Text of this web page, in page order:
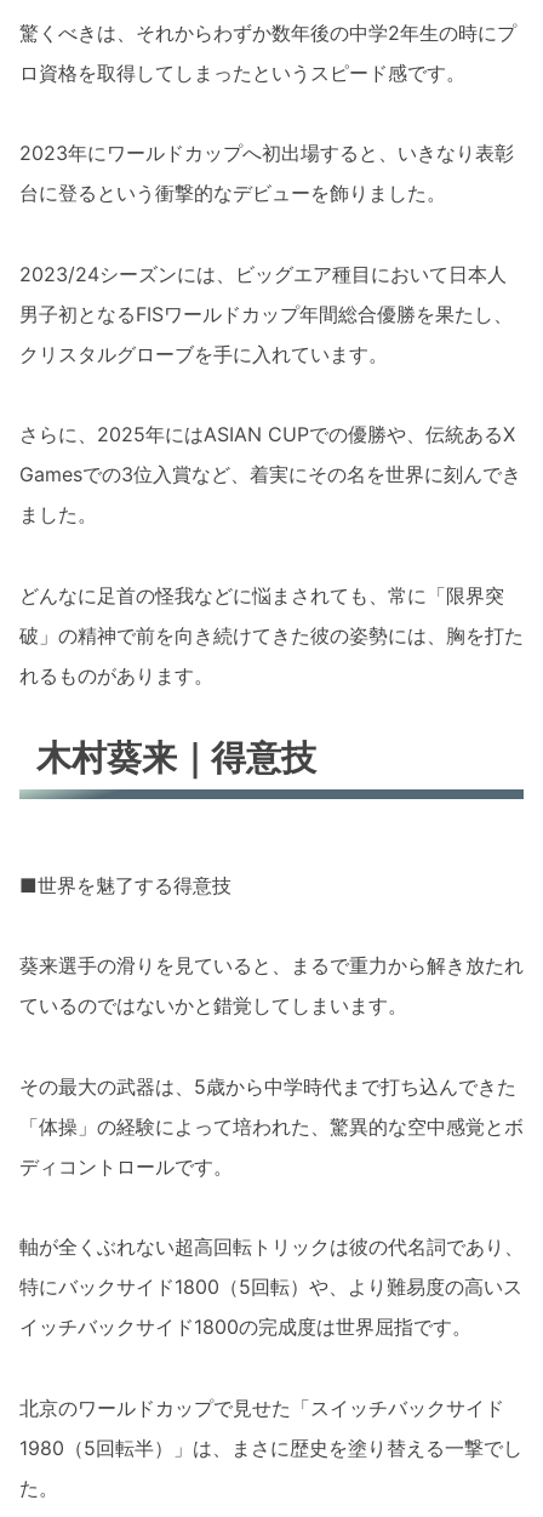
驚くべきは、それからわずか数年後の中学2年生の時にプ
ロ資格を取得してしまったというスピード感です。
2023年にワールドカップへ初出場すると、いきなり表彰
台に登るという衝撃的なデビューを飾りました。
2023/24シーズンには、ビッグエア種目において日本人
男子初となるFISワールドカップ年間総合優勝を果たし、
クリスタルグローブを手に入れています。
さらに、2025年にはASIAN CUPでの優勝や、伝統あるX
Gamesでの3位入賞など、着実にその名を世界に刻んでき
ました。
どんなに足首の怪我などに悩まされても、常に「限界突
破」の精神で前を向き続けてきた彼の姿勢には、胸を打た
れるものがあります。
木村葵来｜得意技
■世界を魅了する得意技
葵来選手の滑りを見ていると、まるで重力から解き放たれ
ているのではないかと錯覚してしまいます。
その最大の武器は、5歳から中学時代まで打ち込んできた
「体操」の経験によって培われた、驚異的な空中感覚とボ
ディコントロールです。
軸が全くぶれない超高回転トリックは彼の代名詞であり、
特にバックサイド1800（5回転）や、より難易度の高いス
イッチバックサイド1800の完成度は世界屈指です。
北京のワールドカップで見せた「スイッチバックサイド
1980（5回転半）」は、まさに歴史を塗り替える一撃でし
た。